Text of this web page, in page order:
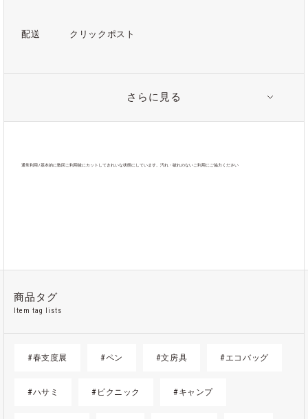
配送 クリックポスト
さらに見る
通常利用 / 基本的に数回ご利用後にカットしてきれいな状態にしています。汚れ・破れのないご利用にご協力ください
商品タグ
Item tag lists
#春支度展 #ペン #文房具 #エコバッグ
#ハサミ #ピクニック #キャンプ